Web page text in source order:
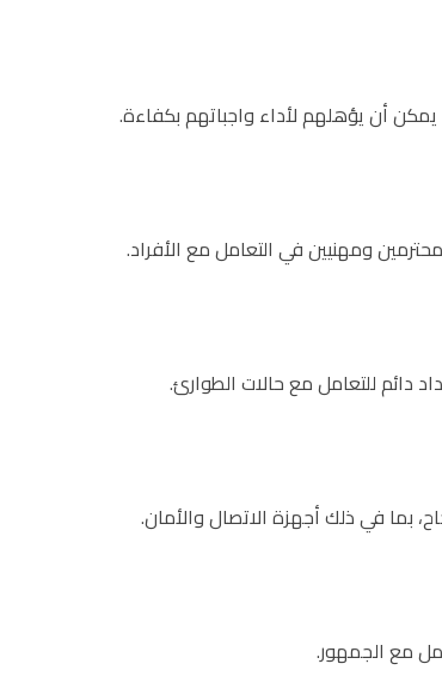
أن يؤهلهم لأداء واجباتهم بكفاءة.
ومهنيين في التعامل مع الأفراد.
دائم للتعامل مع حالات الطوارئ.
بما في ذلك أجهزة الاتصال والأمان.
مع الجمهور.